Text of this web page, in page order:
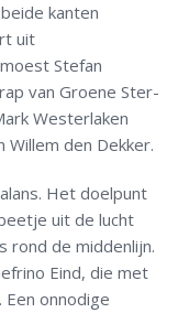
kanten
uit
Stefan
van Groene Ster-
Westerlaken
den Dekker.
Het doelpunt
uit de lucht
rond de middenlijn.
Eind, die met
onnodige